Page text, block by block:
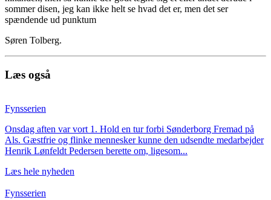
sommer disen, jeg kan ikke helt se hvad det er, men det ser
spændende ud punktum
Søren Tolberg.
Læs også
Fynsserien
Onsdag aften var vort 1. Hold en tur forbi Sønderborg Fremad på
Als. Gæstfrie og flinke mennesker kunne den udsendte medarbejder
Henrik Lønfeldt Pedersen berette om, ligesom...
Læs hele nyheden
Fynsserien